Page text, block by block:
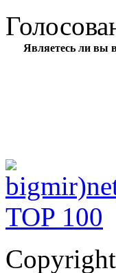
Являетесь ли вы